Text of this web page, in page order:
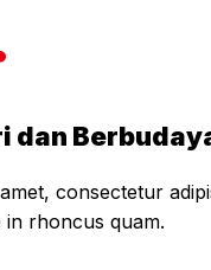
dan
consectetur
in rhoncus quam.